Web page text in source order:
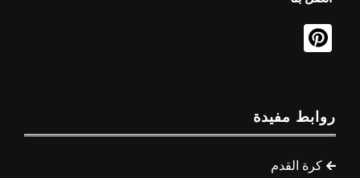
روابط مفيدة
كرة القدم